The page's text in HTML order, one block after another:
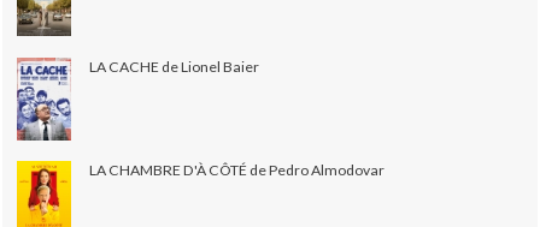
LA CACHE de Lionel Baier
LA CHAMBRE D'À CÔTÉ de Pedro Almodovar